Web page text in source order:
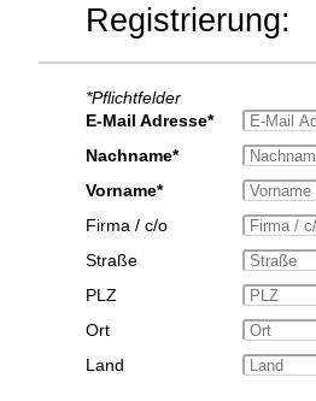
Registrierung:
*Pflichtfelder
E-Mail Adresse*
Nachname*
Vorname*
Firma / c/o
Straße
PLZ
Ort
Land